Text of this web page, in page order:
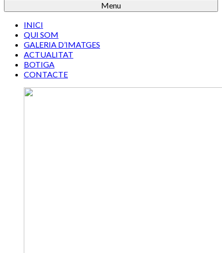
Menu
INICI
QUI SOM
GALERIA D’IMATGES
ACTUALITAT
BOTIGA
CONTACTE